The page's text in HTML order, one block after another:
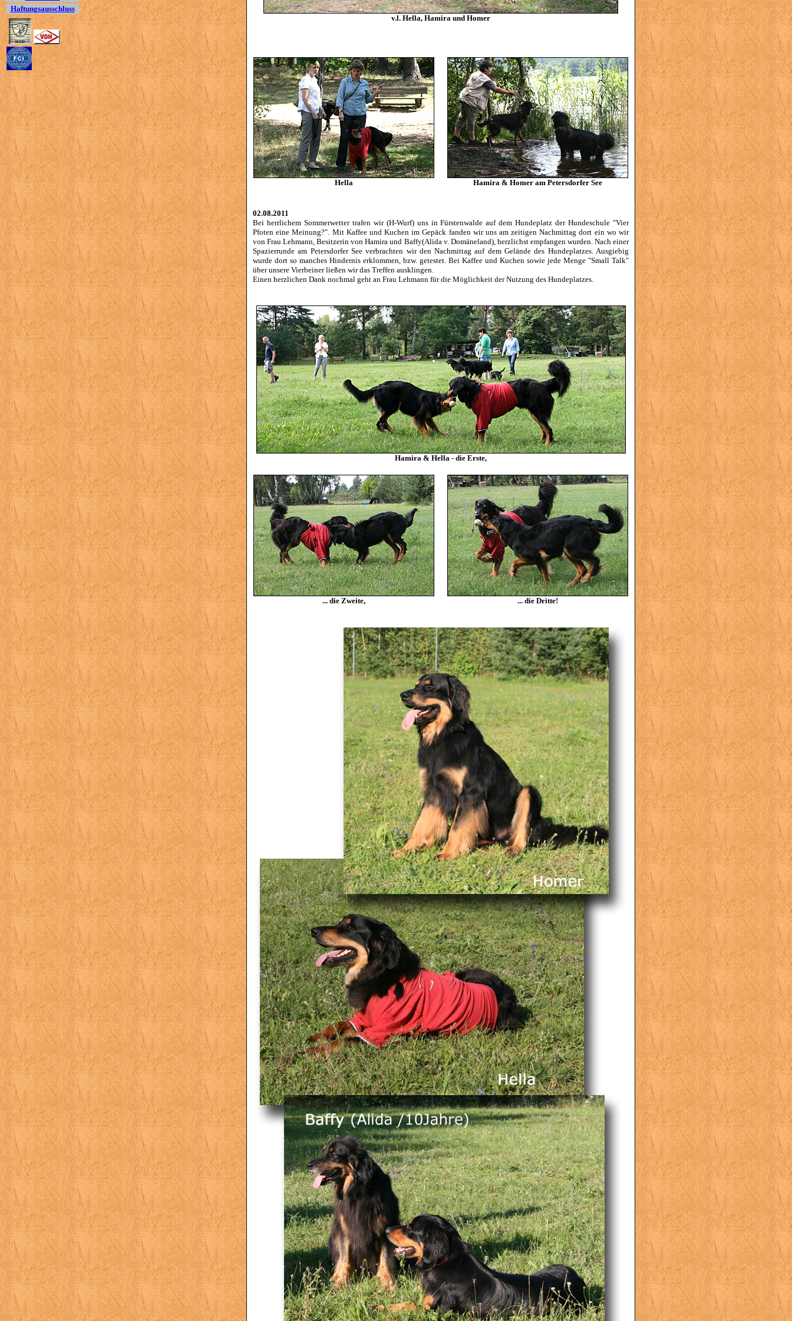
Haftungsausschluss
v.l. Hella, Hamira und Homer
Hella Hamira & Homer am Petersdorfer See
02.08.2011
Bei herrlichem Sommerwetter trafen wir (H-Wurf) uns in Fürstenwalde auf dem Hundeplatz der Hundeschule "Vier
Pfoten eine Meinung?". Mit Kaffee und Kuchen im Gepäck fanden wir uns am zeitigen Nachmittag dort ein wo wir
von Frau Lehmann, Besitzerin von Hamira und Baffy(Alida v. Domäneland), herzlichst empfangen wurden. Nach einer
Spazierrunde am Petersdorfer See verbrachten wir den Nachmittag auf dem Gelände des Hundeplatzes. Ausgiebig
wurde dort so manches Hindernis erklommen, bzw. getestet. Bei Kaffee und Kuchen sowie jede Menge "Small Talk"
über unsere Vierbeiner ließen wir das Treffen ausklingen.
Einen herzlichen Dank nochmal geht an Frau Lehmann für die Möglichkeit der Nutzung des Hundeplatzes.
Hamira & Hella - die Erste,
... die Zweite, ... die Dritte!